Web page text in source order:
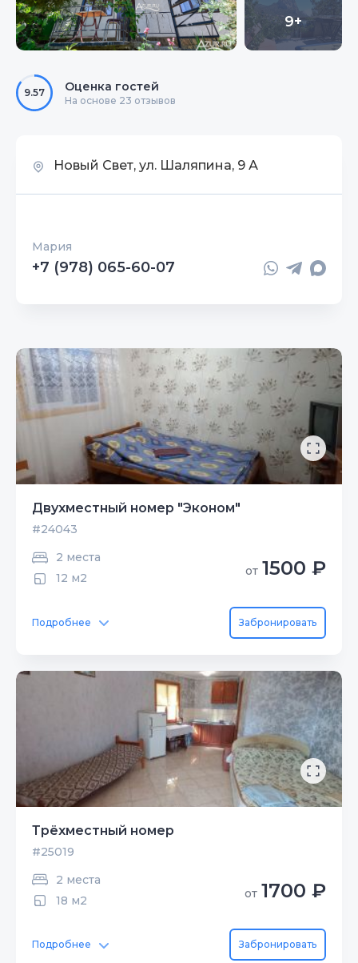
9+
9.57 Оценка гостей
На основе 23 отзывов
Новый Свет, ул. Шаляпина, 9 А
Мария
+7 (978) 065-60-07
Двухместный номер "Эконом"
#24043
2 места
12 м2
от 1500 ₽
Подробнее Забронировать
Трёхместный номер
#25019
2 места
18 м2
от 1700 ₽
Подробнее Забронировать